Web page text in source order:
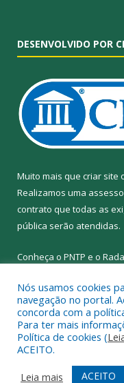
DESENVOLVIDO POR
Muito mais que criar site
Realizamos uma
contrato que todas as
pública serão atendidas.
Conheça o PNTP e o
Todos os direitos
Mapa do Site
Nós usamos cookies
navegação no portal.
concorda com a
Para ter mais
Política de cookies (
ACEITO.
Leia mais
ACEITO